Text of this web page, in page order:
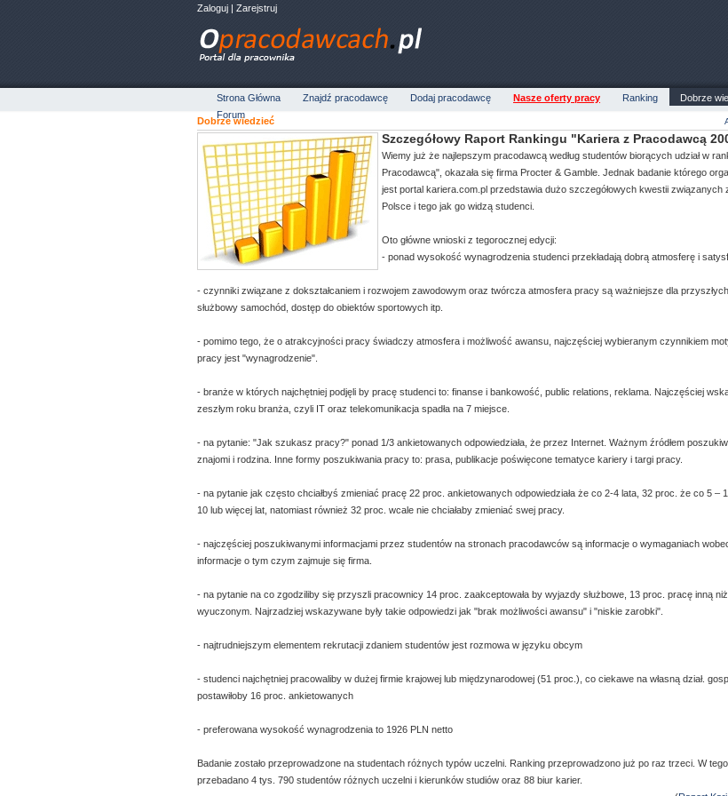
Zaloguj | Zarejstruj
Strona Główna Znajdź pracodawcę Dodaj pracodawcę Nasze oferty pracy Ranking Dobrze
Forum
Dobrze wiedzieć
Szczegółowy Raport Rankingu "Kariera z Pracodawcą
Wiemy już że najlepszym pracodawcą według studentów biorących udział w
Pracodawcą", okazała się firma Procter & Gamble. Jednak badanie którego
jest portal kariera.com.pl przedstawia dużo szczegółowych kwestii związanych
Polsce i tego jak go widzą studenci.
Oto główne wnioski z tegorocznej edycji:
- ponad wysokość wynagrodzenia studenci przekładają dobrą atmosferę i
- czynniki związane z dokształcaniem i rozwojem zawodowym oraz twórcza atmosfera pracy są ważniejsze dla
służbowy samochód, dostęp do obiektów sportowych itp.
- pomimo tego, że o atrakcyjności pracy świadczy atmosfera i możliwość awansu, najczęściej wybieranym czynnikiem
pracy jest "wynagrodzenie".
- branże w których najchętniej podjęli by pracę studenci to: finanse i bankowość, public relations, reklama. Najczęściej
zeszłym roku branża, czyli IT oraz telekomunikacja spadła na 7 miejsce.
- na pytanie: "Jak szukasz pracy?" ponad 1/3 ankietowanych odpowiedziała, że przez Internet. Ważnym źródłem
znajomi i rodzina. Inne formy poszukiwania pracy to: prasa, publikacje poświęcone tematyce kariery i targi pracy.
- na pytanie jak często chciałbyś zmieniać pracę 22 proc. ankietowanych odpowiedziała że co 2-4 lata, 32 proc. że co 5 –
10 lub więcej lat, natomiast również 32 proc. wcale nie chciałaby zmieniać swej pracy.
- najczęściej poszukiwanymi informacjami przez studentów na stronach pracodawców są informacje o wymaganiach
informacje o tym czym zajmuje się firma.
- na pytanie na co zgodziliby się przyszli pracownicy 14 proc. zaakceptowała by wyjazdy służbowe, 13 proc. pracę inną
wyuczonym. Najrzadziej wskazywane były takie odpowiedzi jak "brak możliwości awansu" i "niskie zarobki".
- najtrudniejszym elementem rekrutacji zdaniem studentów jest rozmowa w języku obcym
- studenci najchętniej pracowaliby w dużej firmie krajowej lub międzynarodowej (51 proc.), co ciekawe na własną dział.
postawiłoby 16 proc. ankietowanych
- preferowana wysokość wynagrodzenia to 1926 PLN netto
Badanie zostało przeprowadzone na studentach różnych typów uczelni. Ranking przeprowadzono już po raz trzeci. W
przebadano 4 tys. 790 studentów różnych uczelni i kierunków studiów oraz 88 biur karier.